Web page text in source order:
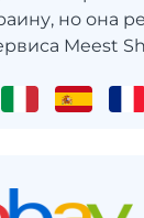
но она
Meest